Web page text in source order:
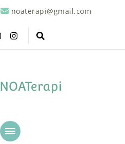
noaterapi@gmail.com
NOATerapi